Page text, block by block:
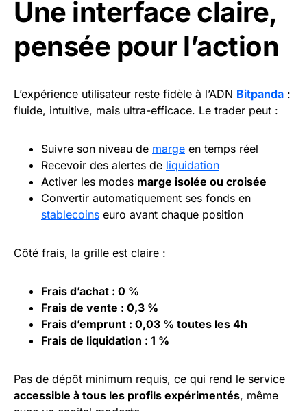
Une interface claire,
pensée pour l’action
L’expérience utilisateur reste fidèle à l’ADN Bitpanda :
fluide, intuitive, mais ultra-efficace. Le trader peut :
Suivre son niveau de marge en temps réel
Recevoir des alertes de liquidation
Activer les modes marge isolée ou croisée
Convertir automatiquement ses fonds en
stablecoins euro avant chaque position
Côté frais, la grille est claire :
Frais d’achat : 0 %
Frais de vente : 0,3 %
Frais d’emprunt : 0,03 % toutes les 4h
Frais de liquidation : 1 %
Pas de dépôt minimum requis, ce qui rend le service
accessible à tous les profils expérimentés, même